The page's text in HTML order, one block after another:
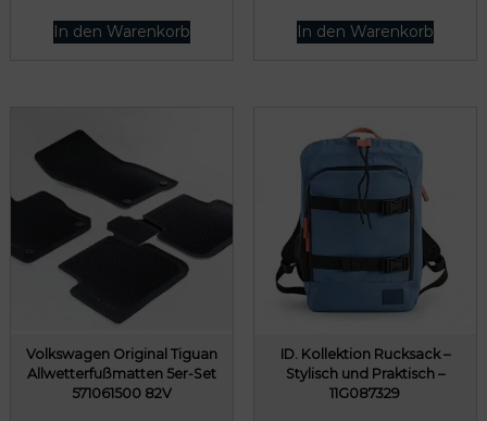
In den Warenkorb In den Warenkorb
Volkswagen Original Tiguan
Allwetterfußmatten 5er-Set
571061500 82V
ID. Kollektion Rucksack –
Stylisch und Praktisch –
11G087329